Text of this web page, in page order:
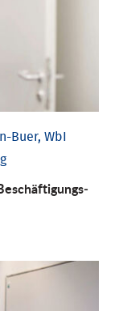
Buer, WbI